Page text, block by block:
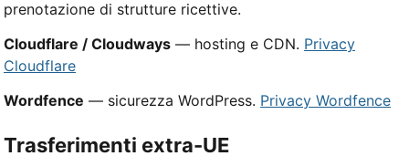
prenotazione di strutture ricettive.
Cloudflare / Cloudways — hosting e CDN. Privacy
Cloudflare
Wordfence — sicurezza WordPress. Privacy Wordfence
Trasferimenti extra-UE